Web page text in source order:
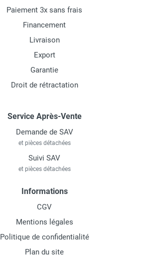
Paiement 3x sans frais
Financement
Livraison
Export
Garantie
Droit de rétractation
Service Après-Vente
Demande de SAV
et pièces détachées
Suivi SAV
et pièces détachées
Informations
CGV
Mentions légales
Politique de confidentialité
Plan du site